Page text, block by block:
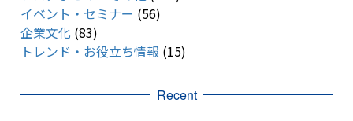
イベント・セミナー (56)
企業文化 (83)
トレンド・お役立ち情報 (15)
Recent